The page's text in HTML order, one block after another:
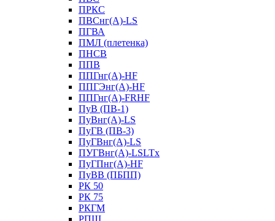
ПРКС
ПВСнг(А)-LS
ПГВА
ПМЛ (плетенка)
ПНСВ
ППВ
ППГнг(А)-HF
ППГЭнг(А)-HF
ППГнг(А)-FRHF
ПуВ (ПВ-1)
ПуВнг(А)-LS
ПуГВ (ПВ-3)
ПуГВнг(А)-LS
ПУГВнг(А)-LSLTx
ПуГПнг(А)-HF
ПуВВ (ПБПП)
РК 50
РК 75
РКГМ
РПШ